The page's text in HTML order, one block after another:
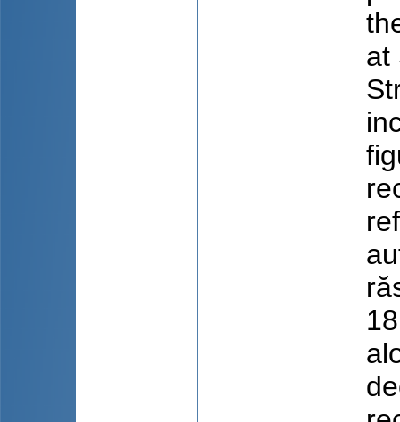
at